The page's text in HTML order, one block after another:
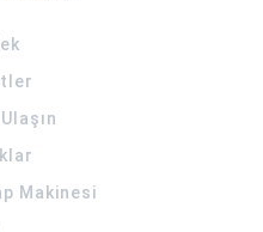
Makinesi